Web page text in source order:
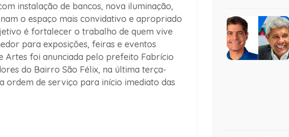
instalação de bancos, nova iluminação,
o espaço mais convidativo e apropriado
é fortalecer o trabalho de quem vive
para exposições, feiras e eventos
Artes foi anunciada pelo prefeito Fabrício
do Bairro São Félix, na última terça-
ordem de serviço para início imediato das